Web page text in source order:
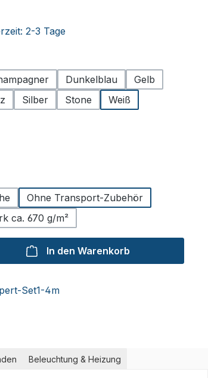
von 4.75 von 5 Sternen
2-3 Tage
Dunkelblau
Gelb
Silber Stone Weiß
Ohne Transport-Zubehör
ca. 670 g/m²
Wert ein oder benutze die Schaltflächen
In den Warenkorb
Set1-4m
Beleuchtung & Heizung